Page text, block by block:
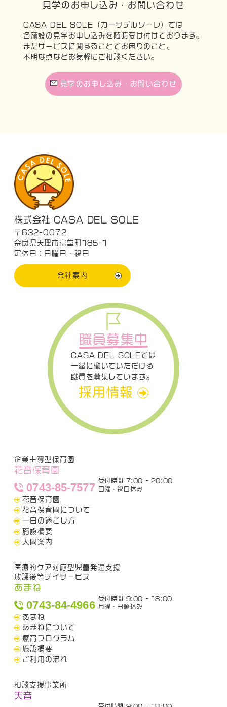
見学のお申し込み・お問い合わせ
CASA DEL SOLE（カーサデルソーレ）では
各施設の見学お申し込みを随時受け付けております。
またサービスに関することでお困りのこと、
不明な点などお気軽にご相談ください。
見学のお申し込み・お問い合わせ
株式会社 CASA DEL SOLE
〒632-0072
奈良県天理市富堂町185-1
定休日：日曜日・祝日
会社案内
職員募集中
CASA DEL SOLEでは
一緒に働いていただける
職員を募集しています。
採用情報
企業主導型保育園
花音保育園
0743-85-7577
受付時間 7:00 - 20:00
日曜・祝日休み
花音保育園
花音保育園について
一日の過ごし方
施設概要
入園案内
医療的ケア対応型児童発達支援
放課後等デイサービス
あまね
0743-84-4966
受付時間 9:00 - 18:00
月曜・日曜休み
あまね
あまねについて
療育プログラム
施設概要
ご利用の流れ
相談支援事業所
天音